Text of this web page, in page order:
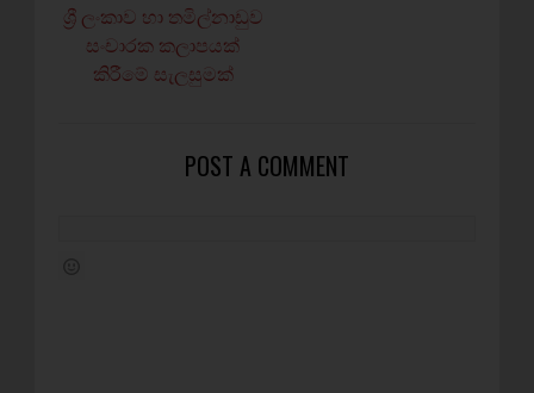
ශ්‍රී ලංකාව හා තමිල්නාඩුව
සංචාරක කලාපයක්
කිරීමේ සැලසුමක්
POST A COMMENT